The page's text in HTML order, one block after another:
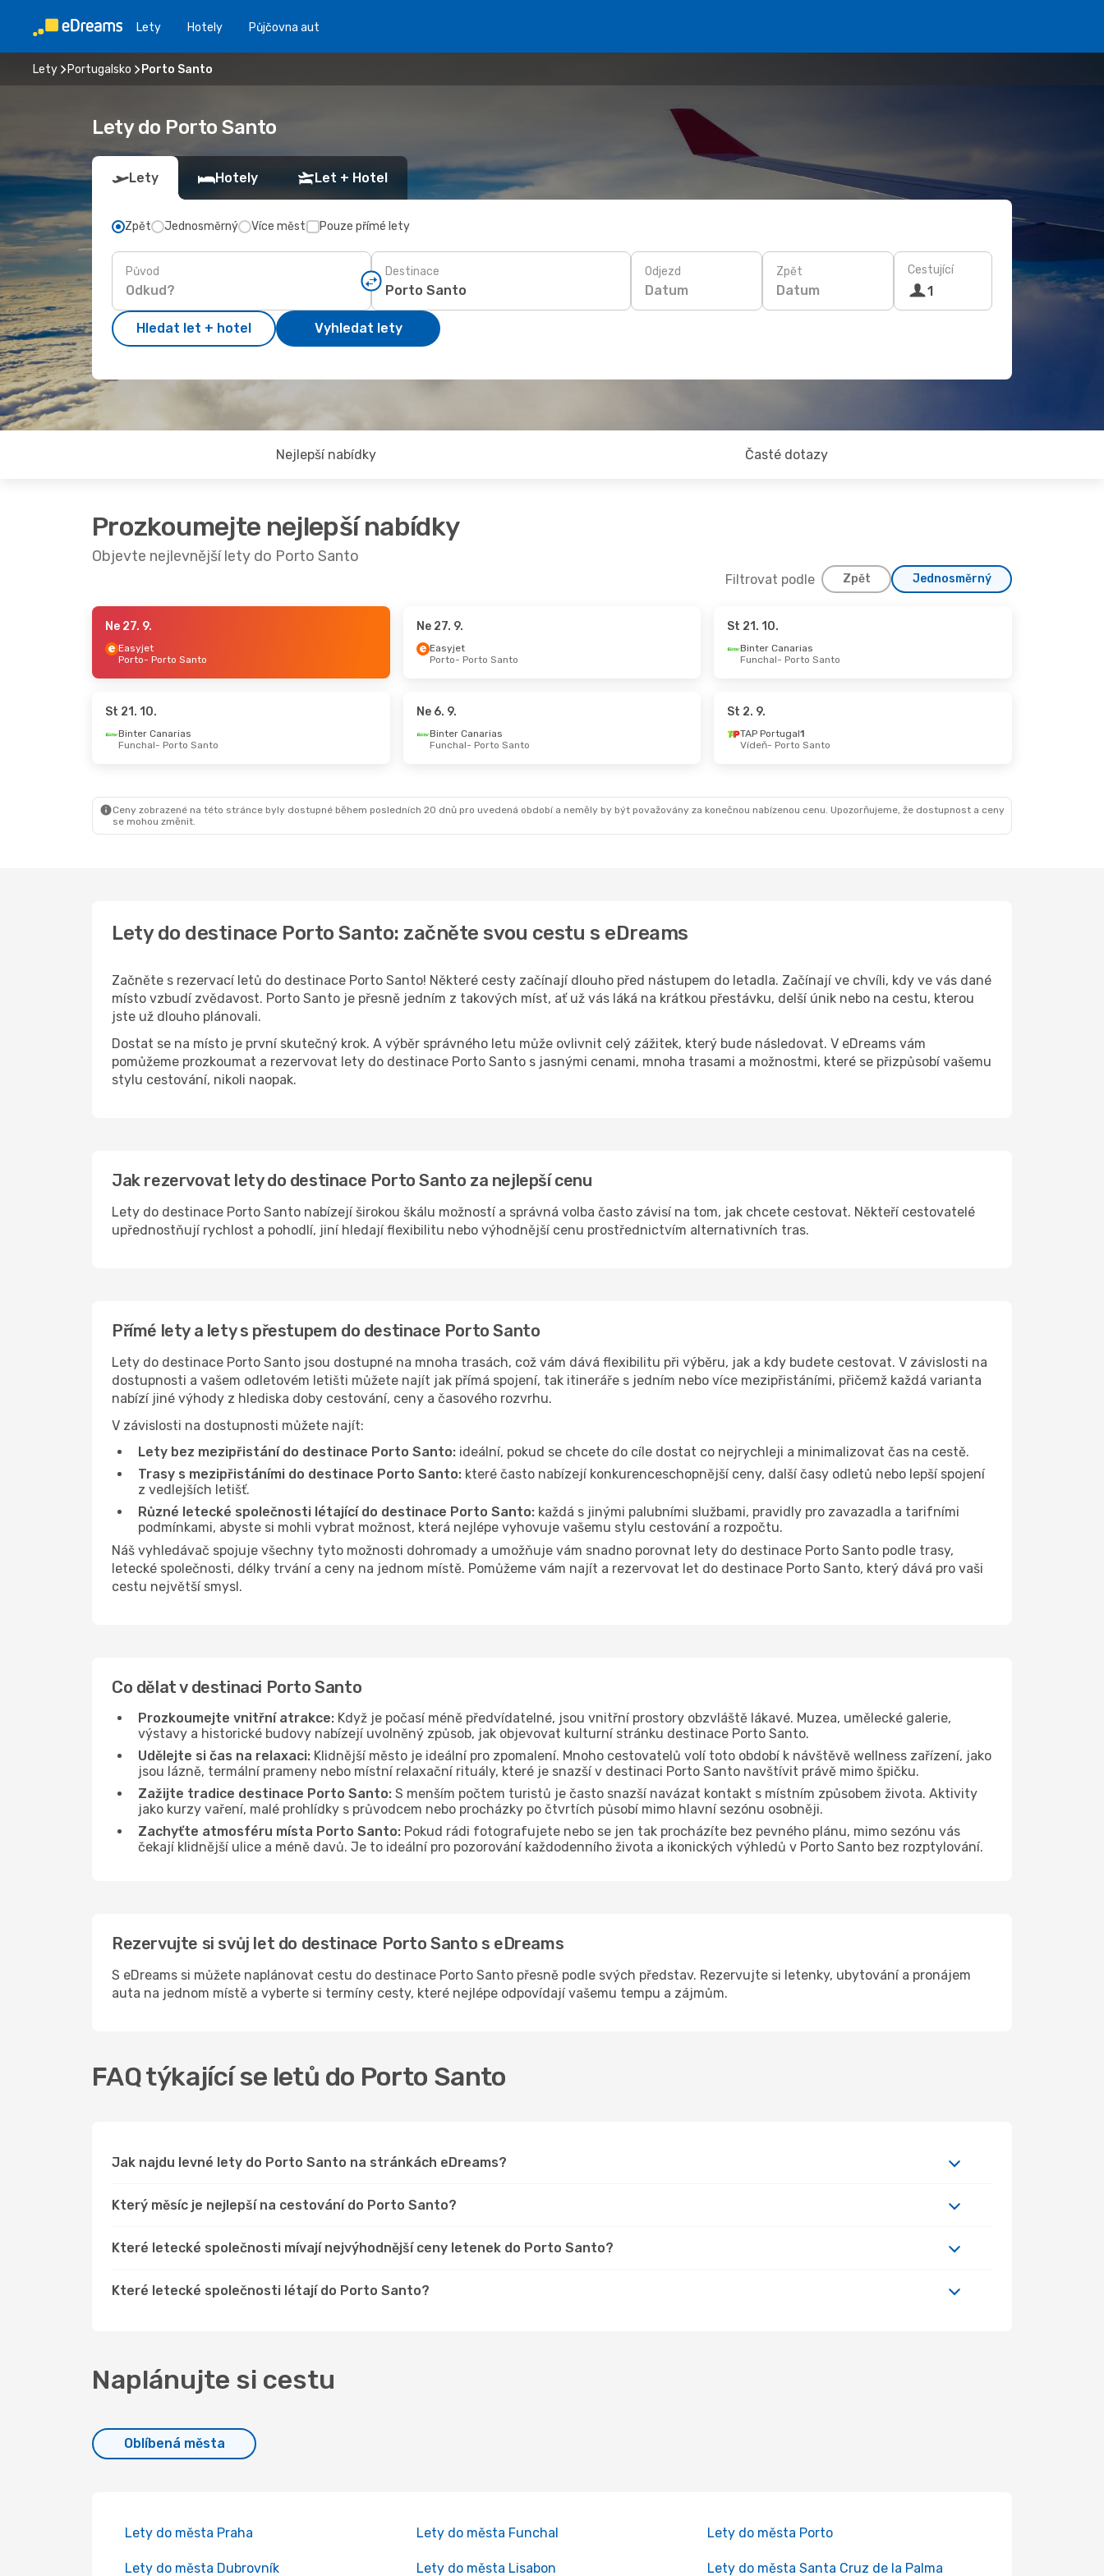
Lety Hotely Půjčovna aut
Lety Portugalsko Porto Santo
Lety do Porto Santo
Lety Hotely Let + Hotel
Zpět Jednosměrný Více měst Pouze přímé lety
Původ Destinace Odjezd
Datum
Zpět
Datum
Cestující
1
Hledat let + hotel Vyhledat lety
Nejlepší nabídky Časté dotazy
Prozkoumejte nejlepší nabídky
Objevte nejlevnější lety do Porto Santo
Filtrovat podle Zpět Jednosměrný
- Pá 25. 9.
- Porto Santo
TAP Portugal
- Lisabon
Porto Santo
- Praha
So 5. 9.
Porto Santo
- Praha
Ne 27. 9.
Easyjet
Porto- Porto Santo
Ne 27. 9.
Easyjet
Porto- Porto Santo
St 21. 10.
Binter Canarias
Funchal- Porto Santo
St 21. 10.
Binter Canarias
Funchal- Porto Santo
Ne 6. 9.
Binter Canarias
Funchal- Porto Santo
St 2. 9.
TAP Portugal1
Vídeň- Porto Santo
Ceny zobrazené na této stránce byly dostupné během posledních 20 dnů pro uvedená období a neměly by být považovány za konečnou nabízenou cenu. Upozorňujeme, že dostupnost a ceny
se mohou změnit.
Lety do destinace Porto Santo: začněte svou cestu s eDreams
Začněte s rezervací letů do destinace Porto Santo! Některé cesty začínají dlouho před nástupem do letadla. Začínají ve chvíli, kdy ve vás dané
místo vzbudí zvědavost. Porto Santo je přesně jedním z takových míst, ať už vás láká na krátkou přestávku, delší únik nebo na cestu, kterou
jste už dlouho plánovali.
Dostat se na místo je první skutečný krok. A výběr správného letu může ovlivnit celý zážitek, který bude následovat. V eDreams vám
pomůžeme prozkoumat a rezervovat lety do destinace Porto Santo s jasnými cenami, mnoha trasami a možnostmi, které se přizpůsobí vašemu
stylu cestování, nikoli naopak.
Jak rezervovat lety do destinace Porto Santo za nejlepší cenu
Lety do destinace Porto Santo nabízejí širokou škálu možností a správná volba často závisí na tom, jak chcete cestovat. Někteří cestovatelé
upřednostňují rychlost a pohodlí, jiní hledají flexibilitu nebo výhodnější cenu prostřednictvím alternativních tras.
Přímé lety a lety s přestupem do destinace Porto Santo
Lety do destinace Porto Santo jsou dostupné na mnoha trasách, což vám dává flexibilitu při výběru, jak a kdy budete cestovat. V závislosti na
dostupnosti a vašem odletovém letišti můžete najít jak přímá spojení, tak itineráře s jedním nebo více mezipřistáními, přičemž každá varianta
nabízí jiné výhody z hlediska doby cestování, ceny a časového rozvrhu.
V závislosti na dostupnosti můžete najít:
Lety bez mezipřistání do destinace Porto Santo: ideální, pokud se chcete do cíle dostat co nejrychleji a minimalizovat čas na cestě.
Trasy s mezipřistáními do destinace Porto Santo: které často nabízejí konkurenceschopnější ceny, další časy odletů nebo lepší spojení
z vedlejších letišť.
Různé letecké společnosti létající do destinace Porto Santo: každá s jinými palubními službami, pravidly pro zavazadla a tarifními
podmínkami, abyste si mohli vybrat možnost, která nejlépe vyhovuje vašemu stylu cestování a rozpočtu.
Náš vyhledávač spojuje všechny tyto možnosti dohromady a umožňuje vám snadno porovnat lety do destinace Porto Santo podle trasy,
letecké společnosti, délky trvání a ceny na jednom místě. Pomůžeme vám najít a rezervovat let do destinace Porto Santo, který dává pro vaši
cestu největší smysl.
Co dělat v destinaci Porto Santo
Prozkoumejte vnitřní atrakce: Když je počasí méně předvídatelné, jsou vnitřní prostory obzvláště lákavé. Muzea, umělecké galerie,
výstavy a historické budovy nabízejí uvolněný způsob, jak objevovat kulturní stránku destinace Porto Santo.
Udělejte si čas na relaxaci: Klidnější město je ideální pro zpomalení. Mnoho cestovatelů volí toto období k návštěvě wellness zařízení, jako
jsou lázně, termální prameny nebo místní relaxační rituály, které je snazší v destinaci Porto Santo navštívit právě mimo špičku.
Zažijte tradice destinace Porto Santo: S menším počtem turistů je často snazší navázat kontakt s místním způsobem života. Aktivity
jako kurzy vaření, malé prohlídky s průvodcem nebo procházky po čtvrtích působí mimo hlavní sezónu osobněji.
Zachyťte atmosféru místa Porto Santo: Pokud rádi fotografujete nebo se jen tak procházíte bez pevného plánu, mimo sezónu vás
čekají klidnější ulice a méně davů. Je to ideální pro pozorování každodenního života a ikonických výhledů v Porto Santo bez rozptylování.
Rezervujte si svůj let do destinace Porto Santo s eDreams
S eDreams si můžete naplánovat cestu do destinace Porto Santo přesně podle svých představ. Rezervujte si letenky, ubytování a pronájem
auta na jednom místě a vyberte si termíny cesty, které nejlépe odpovídají vašemu tempu a zájmům.
FAQ týkající se letů do Porto Santo
Jak najdu levné lety do Porto Santo na stránkách eDreams?
Který měsíc je nejlepší na cestování do Porto Santo?
Které letecké společnosti mívají nejvýhodnější ceny letenek do Porto Santo?
Které letecké společnosti létají do Porto Santo?
Naplánujte si cestu
Oblíbená města
Lety do města Praha Lety do města Funchal Lety do města Porto
Lety do města Dubrovník Lety do města Lisabon Lety do města Santa Cruz de la Palma